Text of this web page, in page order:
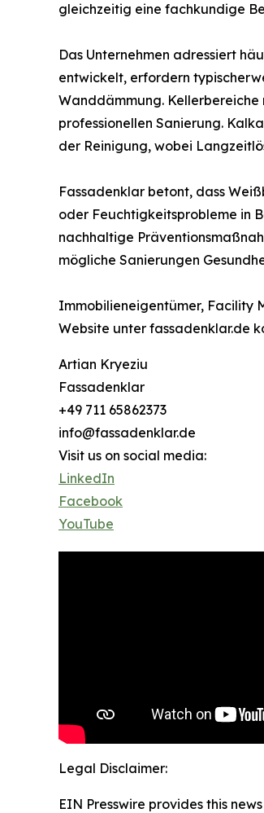
gleichzeitig eine fachkundige
Das Unternehmen adressiert
entwickelt, erfordern
Wanddämmung.
professionellen Sanierung.
der Reinigung, wobei
Fassadenklar betont, dass
oder Feuchtigkeitsprobleme in
nachhaltige
mögliche Sanierungen
Immobilieneigentümer, Facility
Website unter fassadenklar.de
Artian Kryeziu
Fassadenklar
+49 711 65862373
info@fassadenklar.de
Visit us on social media:
LinkedIn
Facebook
YouTube
Legal Disclaimer:
EIN Presswire provides this